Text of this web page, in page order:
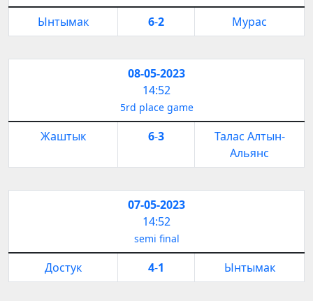
Ынтымак 6-2 Мурас
08-05-2023
14:52
5rd place game
Жаштык 6-3
Талас Алтын-
Альянс
07-05-2023
14:52
semi final
Достук 4-1 Ынтымак